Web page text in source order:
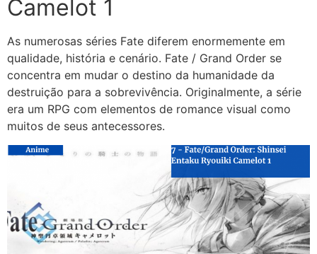
Camelot 1
As numerosas séries Fate diferem enormemente em
qualidade, história e cenário. Fate / Grand Order se
concentra em mudar o destino da humanidade da
destruição para a sobrevivência. Originalmente, a série
era um RPG com elementos de romance visual como
muitos de seus antecessores.